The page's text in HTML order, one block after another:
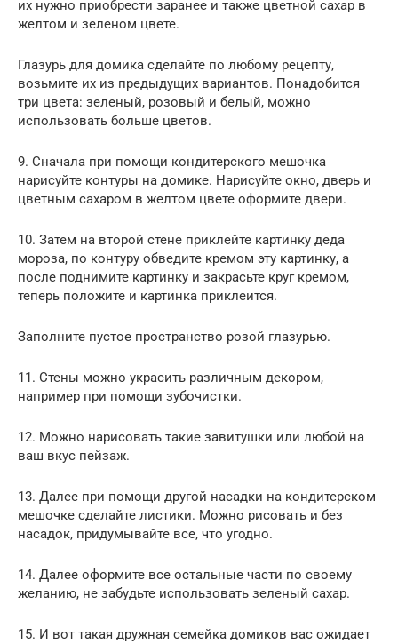
их нужно приобрести заранее и также цветной сахар в
желтом и зеленом цвете.
Глазурь для домика сделайте по любому рецепту,
возьмите их из предыдущих вариантов. Понадобится
три цвета: зеленый, розовый и белый, можно
использовать больше цветов.
9. Сначала при помощи кондитерского мешочка
нарисуйте контуры на домике. Нарисуйте окно, дверь и
цветным сахаром в желтом цвете оформите двери.
10. Затем на второй стене приклейте картинку деда
мороза, по контуру обведите кремом эту картинку, а
после поднимите картинку и закрасьте круг кремом,
теперь положите и картинка приклеится.
Заполните пустое пространство розой глазурью.
11. Стены можно украсить различным декором,
например при помощи зубочистки.
12. Можно нарисовать такие завитушки или любой на
ваш вкус пейзаж.
13. Далее при помощи другой насадки на кондитерском
мешочке сделайте листики. Можно рисовать и без
насадок, придумывайте все, что угодно.
14. Далее оформите все остальные части по своему
желанию, не забудьте использовать зеленый сахар.
15. И вот такая дружная семейка домиков вас ожидает